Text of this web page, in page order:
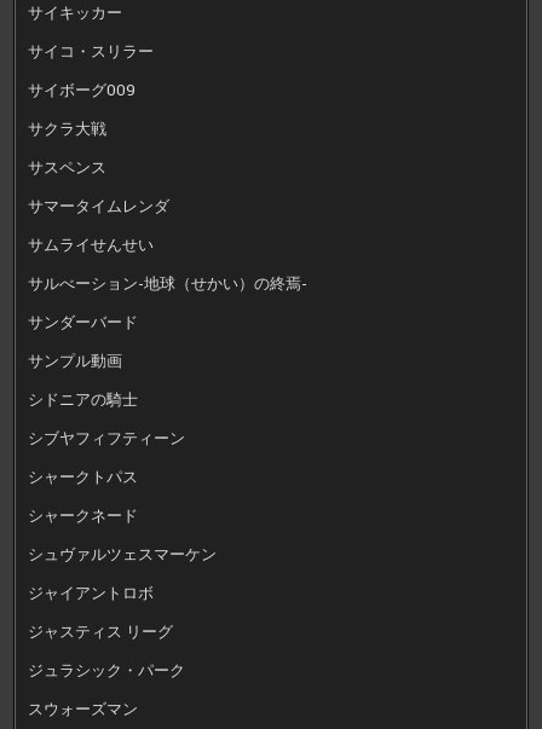
サイキッカー
サイコ・スリラー
サイボーグ009
サクラ大戦
サスペンス
サマータイムレンダ
サムライせんせい
サルべーション-地球（せかい）の終焉-
サンダーバード
サンプル動画
シドニアの騎士
シブヤフィフティーン
シャークトパス
シャークネード
シュヴァルツェスマーケン
ジャイアントロボ
ジャスティス リーグ
ジュラシック・パーク
スウォーズマン